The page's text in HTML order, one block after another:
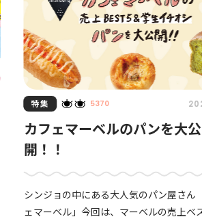
特集 5370
カフェマーベルのパンを大公
開！！
シンジョの中にある大人気のパン屋さん
ェマーベル」今回は、マーベルの売上ベ